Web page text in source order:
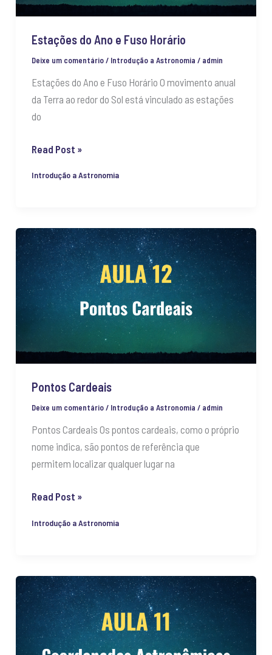
Estações do Ano e Fuso Horário
Deixe um comentário / Introdução a Astronomia / admin
Estações do Ano e Fuso Horário O movimento anual
da Terra ao redor do Sol está vinculado as estações
do
Read Post »
Introdução a Astronomia
Pontos Cardeais
Deixe um comentário / Introdução a Astronomia / admin
Pontos Cardeais Os pontos cardeais, como o próprio
nome indica, são pontos de referência que
permitem localizar qualquer lugar na
Pontos
Cardeais
Read Post »
Introdução a Astronomia
Coordenadas
Astronômicas